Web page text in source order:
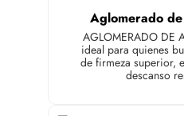
Aglomerado
AGLOMERADO DE
ideal para quienes
de firmeza superior,
descanso